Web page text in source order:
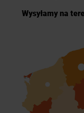
Wysyłamy na